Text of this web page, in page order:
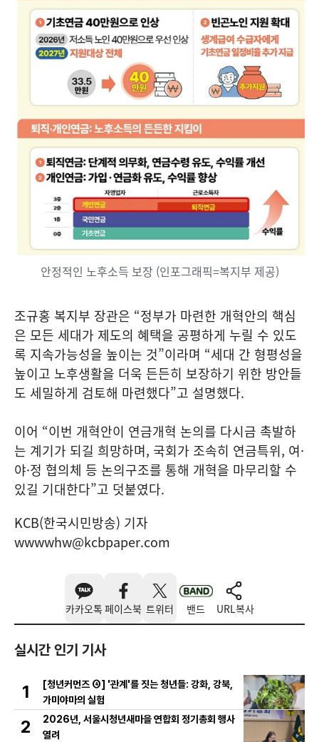
안정적인 노후소득 보장 (인포그래픽=복지부 제공)
조규홍 복지부 장관은 “정부가 마련한 개혁안의 핵심
은 모든 세대가 제도의 혜택을 공평하게 누릴 수 있도
록 지속가능성을 높이는 것”이라며 “세대 간 형평성을
높이고 노후생활을 더욱 든든히 보장하기 위한 방안들
도 세밀하게 검토해 마련했다”고 설명했다.
이어 “이번 개혁안이 연금개혁 논의를 다시금 촉발하
는 계기가 되길 희망하며, 국회가 조속히 연금특위, 여·
야·정 협의체 등 논의구조를 통해 개혁을 마무리할 수
있길 기대한다”고 덧붙였다.
KCB(한국시민방송) 기자
wwwwhw@kcbpaper.com
카카오톡 페이스북 트위터 밴드 URL복사
실시간 인기 기사
1
[청년커먼즈 ④] '관계'를 짓는 청년들: 강화, 강북,
가미야마의 실험
2
2026년, 서울시청년새마을 연합회 정기총회 행사
열려